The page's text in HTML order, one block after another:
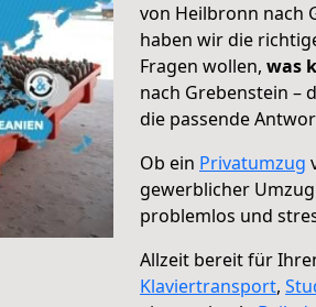
von Heilbronn nach
haben wir die
Fragen wollen, was
nach Grebenstein –
die passende
Ob ein Privatumzug
gewerblicher
problemlos und
Allzeit bereit für
Klaviertransport,